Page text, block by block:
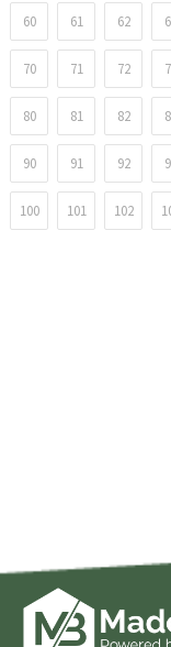
60 61 62
70 71 72
80 81 82
90 91 92
100 101 102